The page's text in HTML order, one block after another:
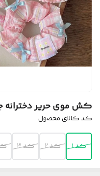
کش موی حریر دخترانه
کد کالای محصول
کد ۱ کد ۲ کد ۳